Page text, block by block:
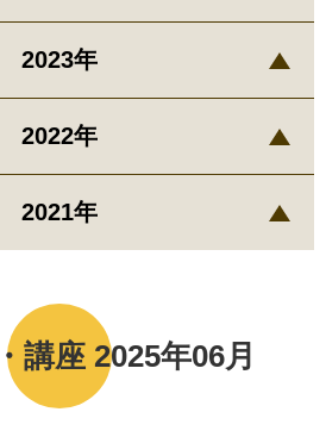
講座 2025年06月
2023年
2022年
2021年